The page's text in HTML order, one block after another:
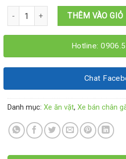
Xe bán chân gà sốt tháiTHÊM VÀO GIỎ
Hotline:
Chat
Danh mục: Xe ăn vặt, Xe bán chân